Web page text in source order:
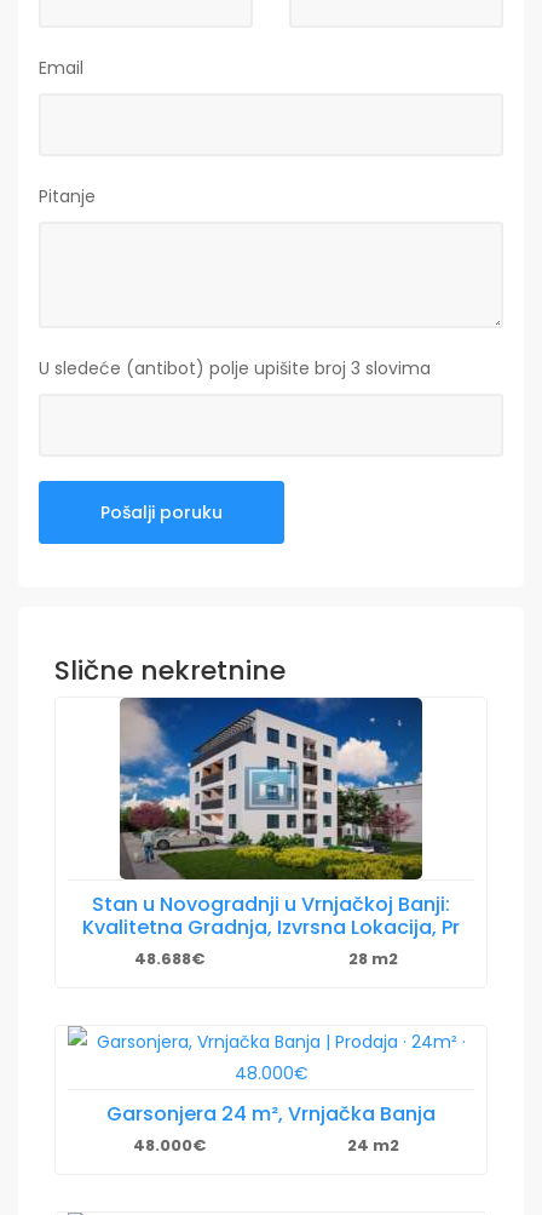
Email
Pitanje
U sledeće (antibot) polje upišite broj 3 slovima
Slične nekretnine
Stan u Novogradnji u Vrnjačkoj Banji:
Kvalitetna Gradnja, Izvrsna Lokacija, Pr
48.688€ 28 m2
Garsonjera 24 m², Vrnjačka Banja
48.000€ 24 m2